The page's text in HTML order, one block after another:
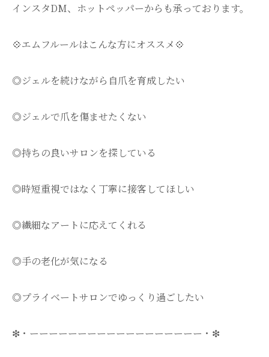
インスタDM、ホットペッパーからも承っております。
💠エムフルールはこんな方にオススメ💠
◎ジェルを続けながら自爪を育成したい
◎ジェルで爪を傷ませたくない
◎持ちの良いサロンを探している
◎時短重視ではなく丁寧に接客してほしい
◎繊細なアートに応えてくれる
◎手の老化が気になる
◎プライベートサロンでゆっくり過ごしたい
❇・ーーーーーーーーーーーーーーーーーー・❇